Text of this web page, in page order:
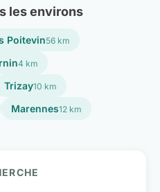
les environs
Poitevin56 km
4 km
Trizay10 km
Marennes12 km